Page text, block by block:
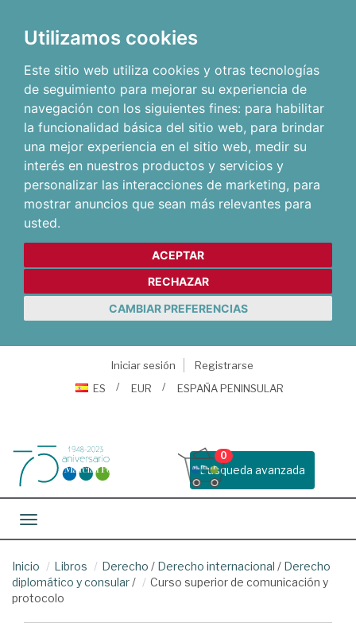
Utilizamos cookies
Este sitio web utiliza cookies y otras tecnologías
de seguimiento para mejorar su experiencia de
navegación con los siguientes fines: para habilitar
la funcionalidad básica del sitio web, para brindar
una mejor experiencia en el sitio web, medir su
interés en nuestros productos y servicios y
personalizar las interacciones de marketing, para
mostrar anuncios que sean más relevantes para
usted.
ACEPTAR
RECHAZAR
CAMBIAR PREFERENCIAS
Iniciar sesión
Registrarse
ES
EUR ESPAÑA PENINSULAR
Busqueda avanzada
0
Toggle navigation
Inicio Libros Derecho / Derecho internacional / Derecho
diplomático y consular/
Curso superior de comunicación y
protocolo